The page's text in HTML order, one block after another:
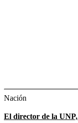
Nación
El director de la